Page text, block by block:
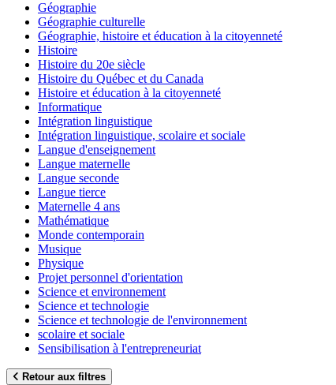
Géographie
Géographie culturelle
Géographie, histoire et éducation à la citoyenneté
Histoire
Histoire du 20e siècle
Histoire du Québec et du Canada
Histoire et éducation à la citoyenneté
Informatique
Intégration linguistique
Intégration linguistique, scolaire et sociale
Langue d'enseignement
Langue maternelle
Langue seconde
Langue tierce
Maternelle 4 ans
Mathématique
Monde contemporain
Musique
Physique
Projet personnel d'orientation
Science et environnement
Science et technologie
Science et technologie de l'environnement
scolaire et sociale
Sensibilisation à l'entrepreneuriat
Retour aux filtres